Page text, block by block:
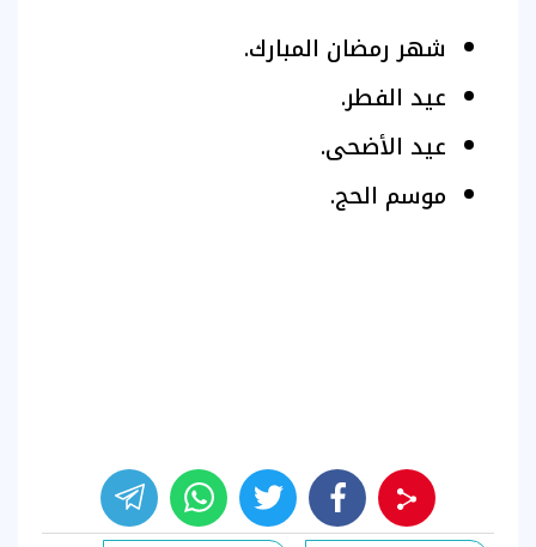
شهر رمضان المبارك.
عيد الفطر.
عيد الأضحى.
موسم الحج.